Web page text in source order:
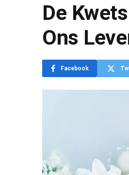
De
Ons
Facebook